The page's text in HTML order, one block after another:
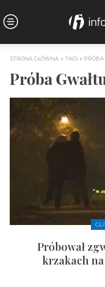
STRONA GŁÓWNA TAGI
Próba
Próbował
krzakach